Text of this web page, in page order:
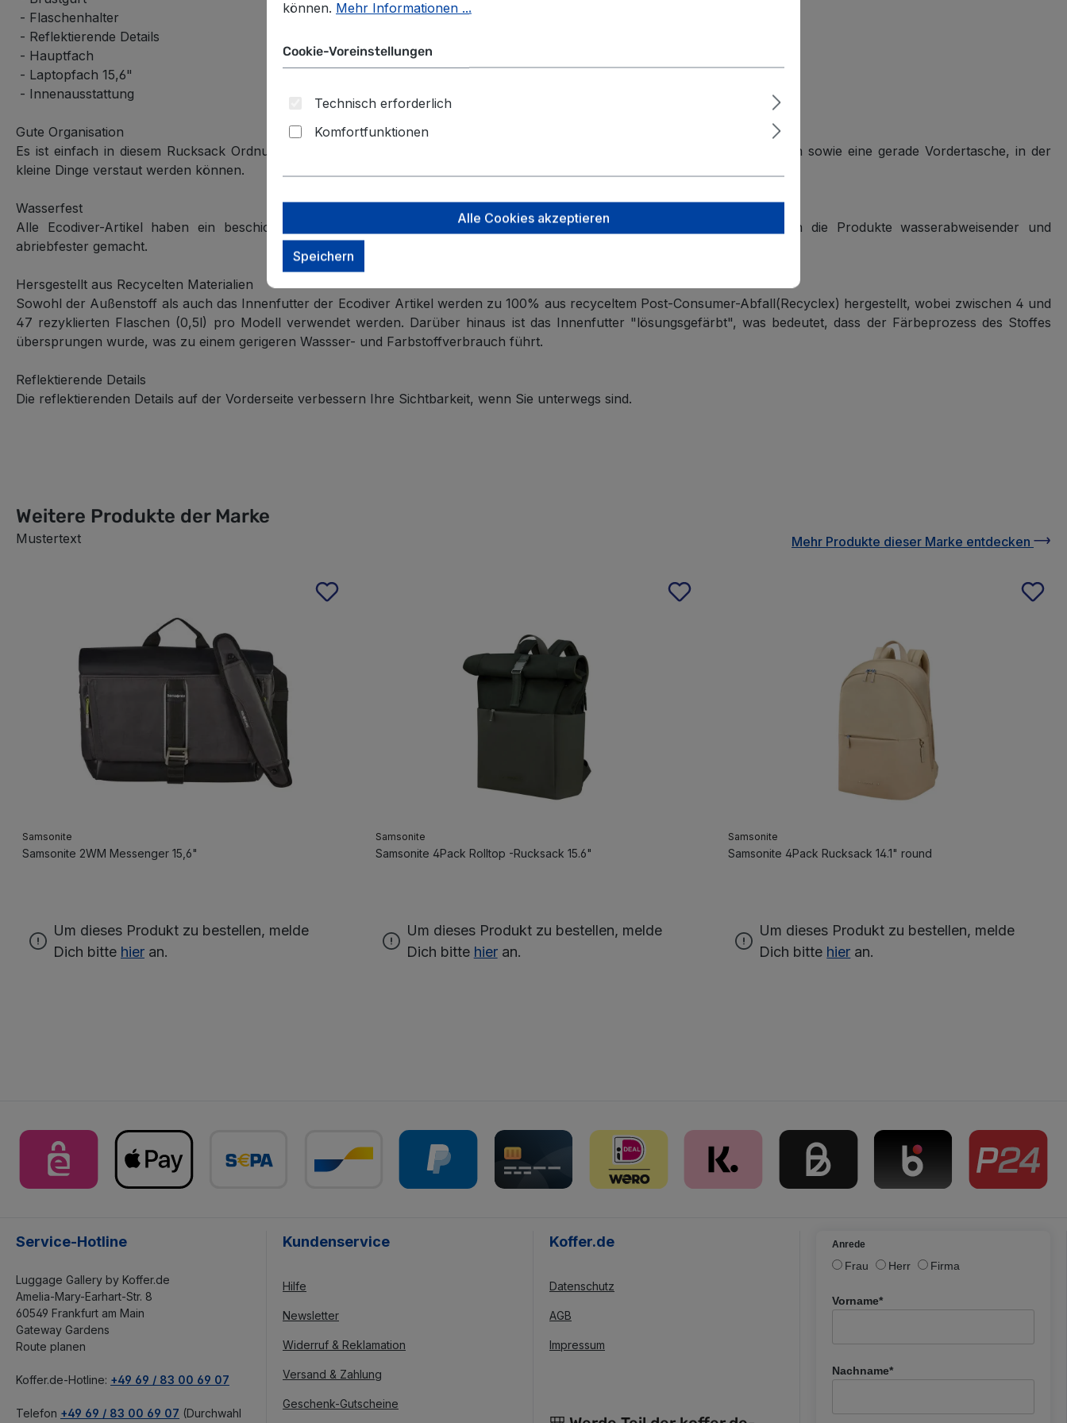
- Flaschenhalter
- Reflektierende Details
- Hauptfach
- Laptopfach 15,6"
- Innenausstattung
Gute Organisation
Es ist einfach in diesem Rucksack Ordnung zu halten. Er verfügt über ein Hauptfach mit Laptop-Fach und mehreren Fächern sowie eine gerade Vordertasche, in der
kleine Dinge verstaut werden können.
Wasserfest
Alle Ecodiver-Artikel haben ein beschichtetes wasserabweisendes Gewebe. Durch die Laminierung unter Vakuum wurden die Produkte wasserabweisender und
abriebfester gemacht.
Hersgestellt aus Recycelten Materialien
Sowohl der Außenstoff als auch das Innenfutter der Ecodiver Artikel werden zu 100% aus recyceltem Post-Consumer-Abfall(Recyclex) hergestellt, wobei zwischen 4 und
47 rezyklierten Flaschen (0,5l) pro Modell verwendet werden. Darüber hinaus ist das Innenfutter "lösungsgefärbt", was bedeutet, dass der Färbeprozess des Stoffes
übersprungen wurde, was zu einem gerigeren Wassser- und Farbstoffverbrauch führt.
Reflektierende Details
Die reflektierenden Details auf der Vorderseite verbessern Ihre Sichtbarkeit, wenn Sie unterwegs sind.
Weitere Produkte der Marke
Mustertext Mehr Produkte dieser Marke entdecken
Samsonite
Samsonite 2WM Messenger 15,6"
Um dieses Produkt zu bestellen, melde
Dich bitte hier an.
Samsonite
Samsonite 4Pack Rolltop -Rucksack 15.6"
Um dieses Produkt zu bestellen, melde
Dich bitte hieran.
Samsonite
Samsonite 4Pack Rucksack 14.1" round
Um dieses Produkt zu bestellen, melde
Dich bitte hier an.
Service-Hotline
Luggage Gallery by Koffer.de
Amelia-Mary-Earhart-Str. 8
60549 Frankfurt am Main
Gateway Gardens
Route planen
Koffer.de-Hotline: +49 69 / 83 00 69 07
Telefon +49 69 / 83 00 69 07 (Durchwahl
Kundenservice
Hilfe
Newsletter
Widerruf & Reklamation
Versand & Zahlung
Geschenk-Gutscheine
Koffer.de
Datenschutz
AGB
Impressum
Anrede
Frau Herr Firma
Vorname*
Nachname*
können. Mehr Informationen ...
Cookie-Voreinstellungen
Technisch erforderlich
Komfortfunktionen
Alle Cookies akzeptieren
Speichern